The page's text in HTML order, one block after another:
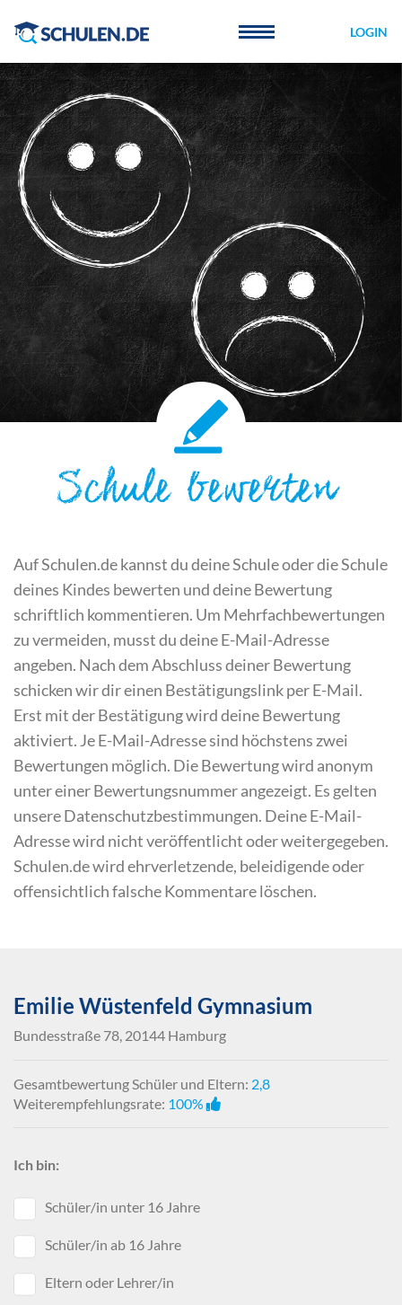
LOGIN
Schule bewerten
Auf Schulen.de kannst du deine Schule oder die Schule
deines Kindes bewerten und deine Bewertung
schriftlich kommentieren. Um Mehrfachbewertungen
zu vermeiden, musst du deine E-Mail-Adresse
angeben. Nach dem Abschluss deiner Bewertung
schicken wir dir einen Bestätigungslink per E-Mail.
Erst mit der Bestätigung wird deine Bewertung
aktiviert. Je E-Mail-Adresse sind höchstens zwei
Bewertungen möglich. Die Bewertung wird anonym
unter einer Bewertungsnummer angezeigt. Es gelten
unsere Datenschutzbestimmungen. Deine E-Mail-
Adresse wird nicht veröffentlicht oder weitergegeben.
Schulen.de wird ehrverletzende, beleidigende oder
offensichtlich falsche Kommentare löschen.
Emilie Wüstenfeld Gymnasium
Bundesstraße 78, 20144 Hamburg
Gesamtbewertung Schüler und Eltern: 2,8
Weiterempfehlungsrate: 100%
Ich bin:
Schüler/in unter 16 Jahre
Schüler/in ab 16 Jahre
Eltern oder Lehrer/in